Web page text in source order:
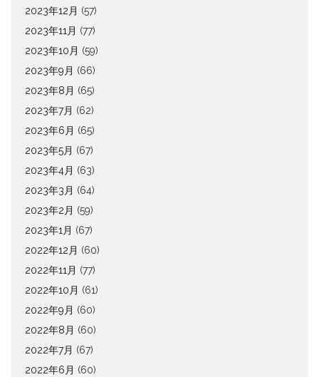
2023年12月 (57)
2023年11月 (77)
2023年10月 (59)
2023年9月 (66)
2023年8月 (65)
2023年7月 (62)
2023年6月 (65)
2023年5月 (67)
2023年4月 (63)
2023年3月 (64)
2023年2月 (59)
2023年1月 (67)
2022年12月 (60)
2022年11月 (77)
2022年10月 (61)
2022年9月 (60)
2022年8月 (60)
2022年7月 (67)
2022年6月 (60)